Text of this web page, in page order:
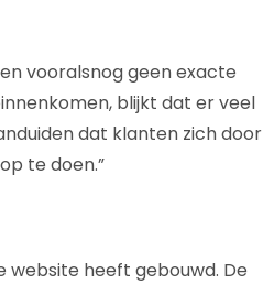
vooralsnog geen exacte
blijkt dat er veel
dat klanten zich door
te doen.”
website heeft gebouwd. De